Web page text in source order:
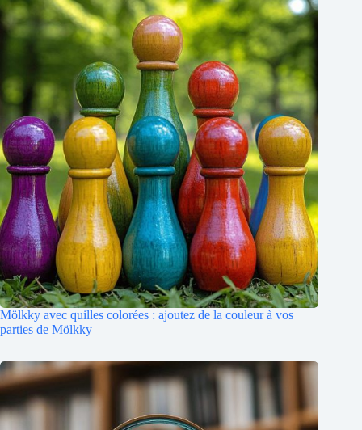
Mölkky avec quilles colorées : ajoutez de la couleur à vos
parties de Mölkky